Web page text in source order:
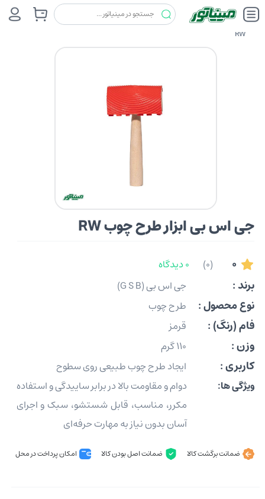
غلطک وقلم و ملزومات جی اس بی (G S B)
جی اس بی ابزار طرح چوب
RW
جی اس بی ابزار طرح چوب RW
0
(0) 0 دیدگاه
برند : جی اس بی (G S B)
نوع محصول : طرح چوب
فام (رنگ) : قرمز
وزن : 110 گرم
کاربری :
ایجاد طرح چوب طبیعی روی سطوح
ویژگی ها:
دوام و مقاومت بالا در برابر ساییدگی و استفاده
مکرر، مناسب، قابل شستشو، سبک و اجرای
آسان بدون نیاز به مهارت حرفه‌ای
ضمانت برگشت کالا ضمانت اصل بودن کالا امکان پرداخت در محل